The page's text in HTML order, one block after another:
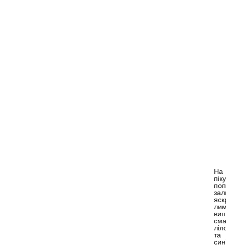
На
піку
та